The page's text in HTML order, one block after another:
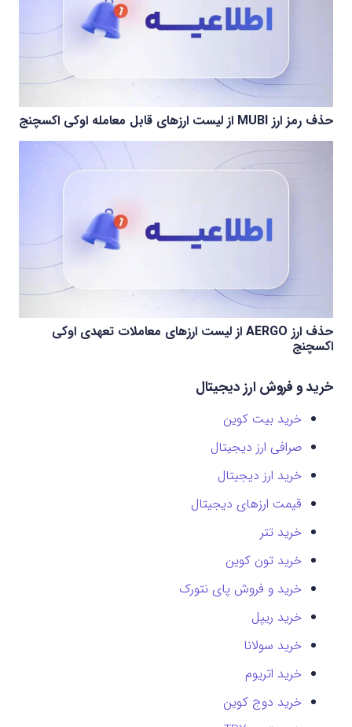
حذف رمز ارز MUBI از لیست ارزهای قابل معامله اوکی اکسچنج
حذف ارز AERGO از لیست ارزهای معاملات تعهدی اوکی
اکسچنج
خرید و فروش ارز دیجیتال
خرید بیت کوین
صرافی ارز دیجیتال
خرید ارز دیجیتال
قیمت ارزهای دیجیتال
خرید تتر
خرید تون کوین
خرید و فروش پای نتورک
خرید ریپل
خرید سولانا
خرید اتریوم
خرید دوج کوین